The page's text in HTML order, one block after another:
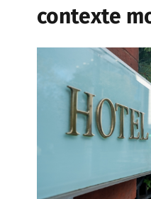
contexte